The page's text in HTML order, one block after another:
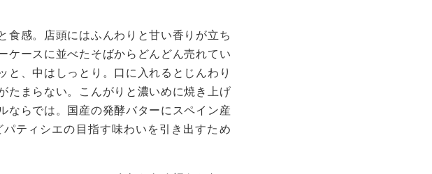
食感。店頭にはふんわりと甘い香りが立ち
ケースに並べたそばからどんどん売れてい
と、中はしっとり。口に入れるとじんわり
たまらない。こんがりと濃いめに焼き上げ
ならでは。国産の発酵バターにスペイン産
ティシエの目指す味わいを引き出すため